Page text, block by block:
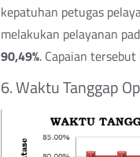
kepatuhan petugas
melakukan pelayanan
90,49%. Capaian
6. Waktu Tanggap